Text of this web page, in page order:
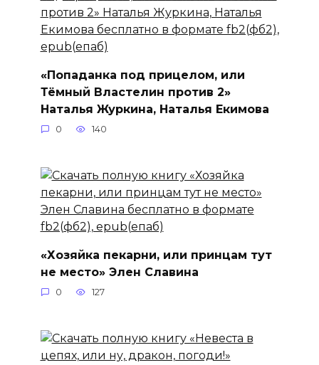
«Попаданка под прицелом, или
Тёмный Властелин против 2»
Наталья Журкина, Наталья Екимова
0 140
«Хозяйка пекарни, или принцам тут
не место» Элен Славина
0 127